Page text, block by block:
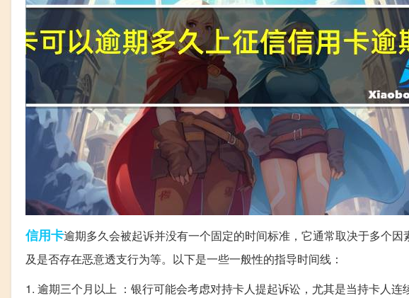
信用卡逾期多久会被起诉并没有一个固定的时间标准，它通常取决于多个因
及是否存在恶意透支行为等。以下是一些一般性的指导时间线：
1. 逾期三个月以上 ：银行可能会考虑对持卡人提起诉讼，尤其是当持卡人连